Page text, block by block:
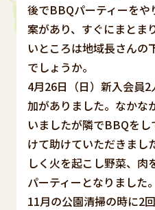
後でBBQパーティーを
案があり、すぐにまとま
いところは地域長さんの
でしょうか。
4月26日（日）新入会員
加がありました。なかな
いましたが隣でBBQを
けて助けていただきまし
しく火を起こし野菜、肉
パーティーとなりました
11月の公園清掃の時に2